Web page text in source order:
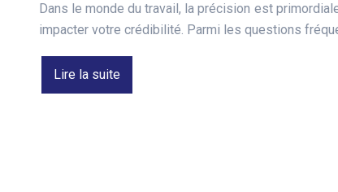
Dans le monde du travail, la précision est
impacter votre crédibilité. Parmi les questions
Lire la suite